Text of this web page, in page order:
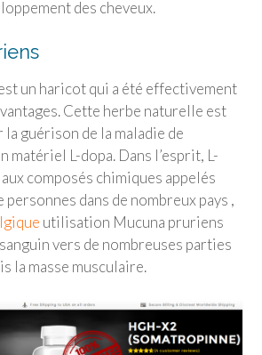
des cheveux.
un haricot qui a été effectivement
Cette herbe naturelle est
guérison de la maladie de
matériel L-dopa. Dans l’esprit, L-
composés chimiques appelés
personnes dans de nombreux pays ,
utilisation Mucuna pruriens
vers de nombreuses parties
la masse musculaire.